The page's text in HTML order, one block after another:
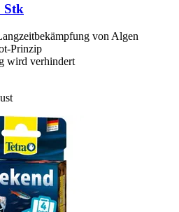
Stk
von Algen
Prinzip
wird verhindert